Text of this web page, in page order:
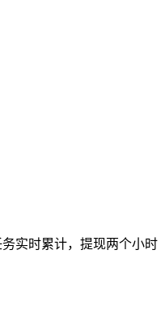
实时累计，提现两个小时